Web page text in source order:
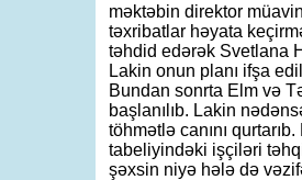
məktəbin direktor
təxribatlar həyata
təhdid edərək Svetlana
Lakin onun planı ifşa
Bundan sonrta Elm və
başlanılıb. Lakin
töhmətlə canını
tabeliyindəki işçiləri
şəxsin niyə hələ də